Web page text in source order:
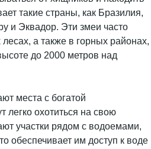
такие страны, как Бразилия,
и Эквадор. Эти змеи часто
а также в горных районах,
до 2000 метров над
места с богатой
легко охотиться на свою
участки рядом с водоемами,
обеспечивает им доступ к воде